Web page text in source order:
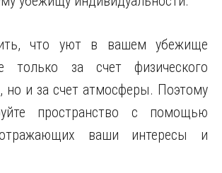
что уют в вашем убежище
только за счет физического
но и за счет атмосферы. Поэтому
пространство с помощью
ваши интересы и